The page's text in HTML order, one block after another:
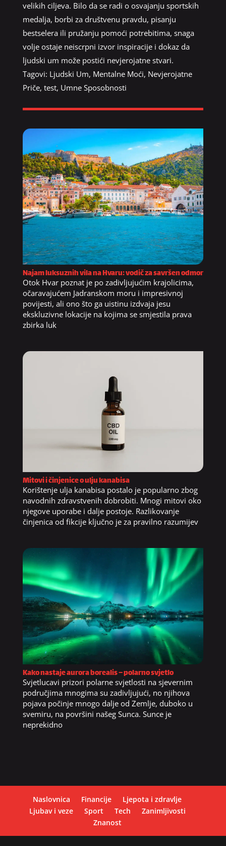
velikih ciljeva. Bilo da se radi o osvajanju sportskih
medalja, borbi za društvenu pravdu, pisanju
bestselera ili pružanju pomoći potrebitima, snaga
volje ostaje neiscrpni izvor inspiracije i dokaz da
ljudski um može postići nevjerojatne stvari.
Tagovi: Ljudski Um, Mentalne Moći, Nevjerojatne
Priče, test, Umne Sposobnosti
Najam luksuznih vila na Hvaru: vodič za savršen odmor
Otok Hvar poznat je po zadivljujućim krajolicima,
očaravajućem Jadranskom moru i impresivnoj
povijesti, ali ono što ga uistinu izdvaja jesu
ekskluzivne lokacije na kojima se smjestila prava
zbirka luk
Mitovi i činjenice o ulju kanabisa
Korištenje ulja kanabisa postalo je popularno zbog
navodnih zdravstvenih dobrobiti. Mnogi mitovi oko
njegove uporabe i dalje postoje. Razlikovanje
činjenica od fikcije ključno je za pravilno razumijev
Kako nastaje aurora borealis – polarno svjetlo
Svjetlucavi prizori polarne svjetlosti na sjevernim
područjima mnogima su zadivljujući, no njihova
pojava počinje mnogo dalje od Zemlje, duboko u
svemiru, na površini našeg Sunca. Sunce je
neprekidno
Naslovnica Financije
Ljepota i zdravlje
Ljubav i veze
Sport Tech
Zanimljivosti
Znanost